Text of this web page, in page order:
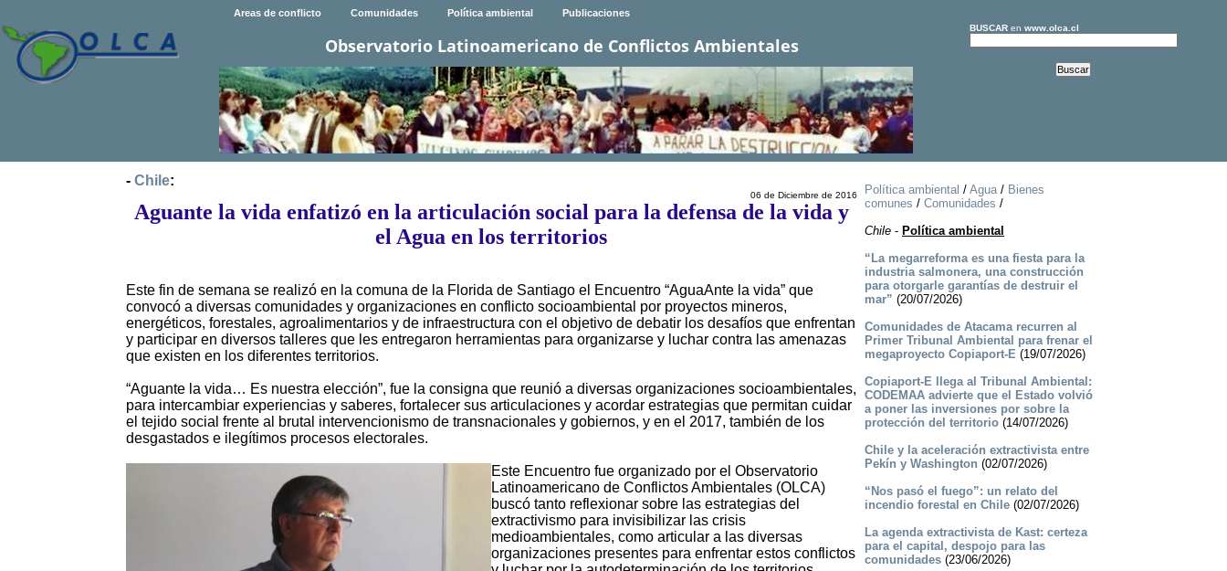
Areas de conflicto Comunidades Política ambiental Publicaciones
Observatorio Latinoamericano de Conflictos Ambientales
BUSCARen www.olca.cl
- Chile:
06 de Diciembre de 2016
Aguante la vida enfatizó en la articulación social para la defensa de la vida y
el Agua en los territorios
Este fin de semana se realizó en la comuna de la Florida de Santiago el Encuentro “AguaAnte la vida” que
convocó a diversas comunidades y organizaciones en conflicto socioambiental por proyectos mineros,
energéticos, forestales, agroalimentarios y de infraestructura con el objetivo de debatir los desafíos que enfrentan
y participar en diversos talleres que les entregaron herramientas para organizarse y luchar contra las amenazas
que existen en los diferentes territorios.
“Aguante la vida… Es nuestra elección”, fue la consigna que reunió a diversas organizaciones socioambientales,
para intercambiar experiencias y saberes, fortalecer sus articulaciones y acordar estrategias que permitan cuidar
el tejido social frente al brutal intervencionismo de transnacionales y gobiernos, y en el 2017, también de los
desgastados e ilegítimos procesos electorales.
Este Encuentro fue organizado por el Observatorio
Latinoamericano de Conflictos Ambientales (OLCA)
buscó tanto reflexionar sobre las estrategias del
extractivismo para invisibilizar las crisis
medioambientales, como articular a las diversas
organizaciones presentes para enfrentar estos conflictos
Política ambiental / Agua/ Bienes
comunes / Comunidades /
Chile- Política ambiental
“La megarreforma es una fiesta para la
industria salmonera, una construcción
para otorgarle garantías de destruir el
mar” (20/07/2026)
Comunidades de Atacama recurren al
Primer Tribunal Ambiental para frenar el
megaproyecto Copiaport-E (19/07/2026)
Copiaport-E llega al Tribunal Ambiental:
CODEMAA advierte que el Estado volvió
a poner las inversiones por sobre la
protección del territorio(14/07/2026)
Chile y la aceleración extractivista entre
Pekín y Washington (02/07/2026)
“Nos pasó el fuego”: un relato del
incendio forestal en Chile(02/07/2026)
La agenda extractivista de Kast: certeza
para el capital, despojo para las
comunidades(23/06/2026)